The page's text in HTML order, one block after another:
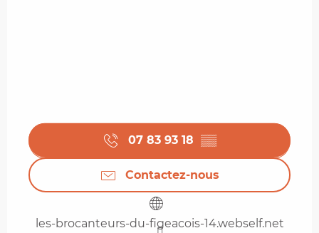
07 83 93 18 ▒▒
Contactez-nous
les-brocanteurs-du-figeacois-14.webself.net